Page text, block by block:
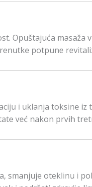
Opuštajuća masaža
potpune
i uklanja toksine iz
već nakon prvih
smanjuje oteklinu i